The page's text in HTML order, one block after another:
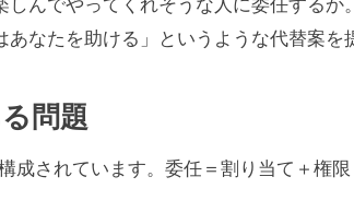
んでやってくれそうな人に委任する
なたを助ける」というような代替案を
問題
成されています。委任＝割り当て＋権限